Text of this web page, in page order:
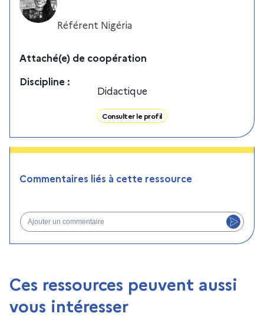
Référent Nigéria
Attaché(e) de coopération
Discipline :
Didactique
Consulter le profil
Commentaires liés à cette ressource
Ajouter un commentaire
Ces ressources peuvent aussi
vous intéresser